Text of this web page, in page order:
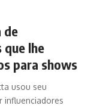
de
lhe
para shows
usou seu
influenciadores